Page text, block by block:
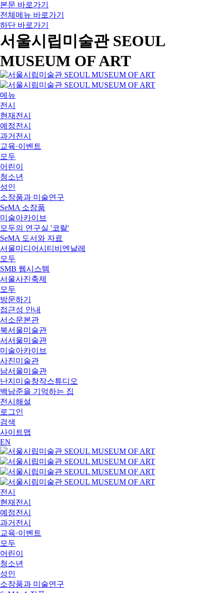
본문 바로가기
전체메뉴 바로가기
하단 바로가기
서울시립미술관 SEOUL
MUSEUM OF ART
메뉴
전시
현재전시
예정전시
과거전시
교육·이벤트
모두
어린이
청소년
성인
소장품과 미술연구
SeMA 소장품
미술아카이브
모두의 연구실 '코랄'
SeMA 도서와 자료
서울미디어시티비엔날레
모두
SMB 웹시스템
서울사진축제
모두
방문하기
접근성 안내
서소문본관
북서울미술관
서서울미술관
미술아카이브
사진미술관
남서울미술관
난지미술창작스튜디오
백남준을 기억하는 집
전시해설
로그인
검색
사이트맵
EN
전시
현재전시
예정전시
과거전시
교육·이벤트
모두
어린이
청소년
성인
소장품과 미술연구